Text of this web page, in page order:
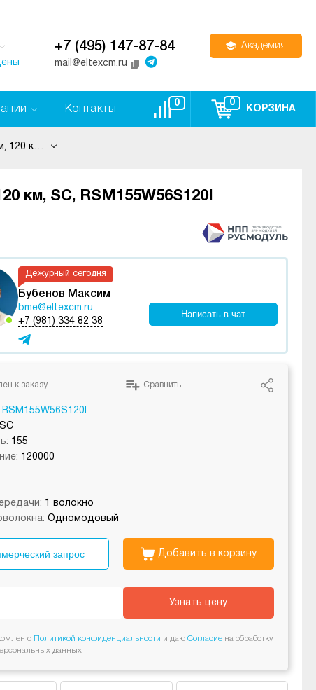
+7 (495) 147-87-84
mail@eltexcm.ru
Академия
Контакты
0 0
КОРЗИНА
SFP модуль, 155 Мбит/с, WDM, TX 1490 нм, RX 1550 нм, 120 км, SC, RSM155W56S120I
км, SC, RSM155W56S120I
Дежурный сегодня
Бубенов Максим
bme@eltexcm.ru
+7 (981) 334 82 38
Написать в чат
к заказу Сравнить
RSM155W56S120I
SC
155
120000
1 волокно
Одномодовый
запрос Добавить в корзину
Узнать цену
с Политикой конфиденциальности и даю Согласиена обработку
данных